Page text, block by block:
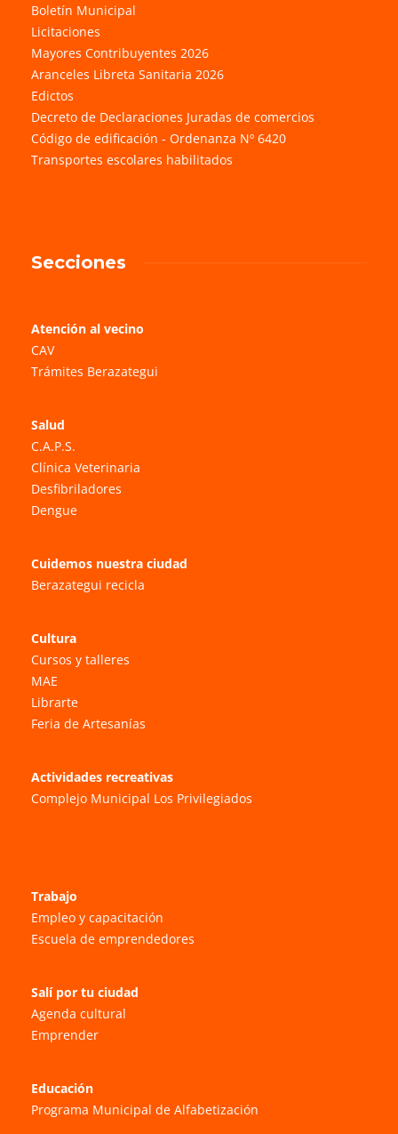
Boletín Municipal
Licitaciones
Mayores Contribuyentes 2026
Aranceles Libreta Sanitaria 2026
Edictos
Decreto de Declaraciones Juradas de comercios
Código de edificación - Ordenanza Nº 6420
Transportes escolares habilitados
Secciones
Atención al vecino
CAV
Trámites Berazategui
Salud
C.A.P.S.
Clínica Veterinaria
Desfibriladores
Dengue
Cuidemos nuestra ciudad
Berazategui recicla
Cultura
Cursos y talleres
MAE
Librarte
Feria de Artesanías
Actividades recreativas
Complejo Municipal Los Privilegiados
Trabajo
Empleo y capacitación
Escuela de emprendedores
Salí por tu ciudad
Agenda cultural
Emprender
Educación
Programa Municipal de Alfabetización